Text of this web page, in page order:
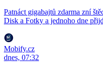
Patnáct gigabajtů zdarma zní
Disk a Fotky a jednoho dne
Mobify.cz
dnes, 07:32